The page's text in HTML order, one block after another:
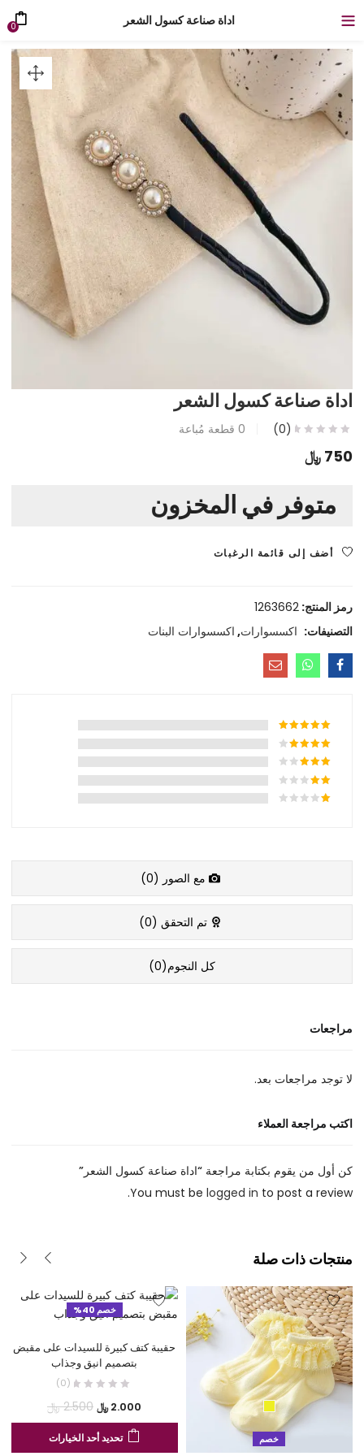
اداة صناعة كسول الشعر 0
اداة صناعة كسول الشعر
(0)
0 قطعة مُباعة
750 ﷼
متوفر في المخزون
أضف إلى قائمة الرغبات
رمز المنتج:1263662
التصنيفات: اكسسوارات, اكسسوارات البنات
مع الصور (0
)
تم التحقق (0
)
كل النجوم(0
)
مراجعات
لا توجد مراجعات بعد.
اكتب مراجعة العملاء
كن أول من يقوم بكتابة مراجعة “اداة صناعة كسول الشعر”
You must be logged in to post a review.
منتجات ذات صلة
خصم 40%
حقيبة كتف كبيرة للسيدات على مقبض
بتصميم انيق وجذاب
(0)
2.000 ﷼السعر
الحالي
هو:
2.500 ﷼السعر
الأصلي
تحديد أحد الخيارات خصم